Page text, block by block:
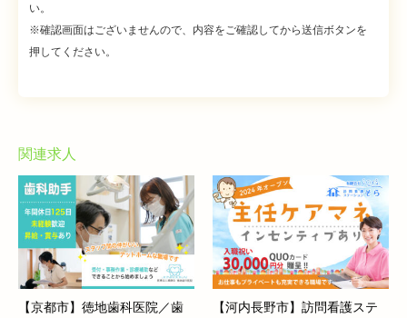
い。
※確認画面はございませんので、内容をご確認してから送信ボタンを
押してください。
関連求人
【京都市】徳地歯科医院／歯
【河内長野市】訪問看護ステ